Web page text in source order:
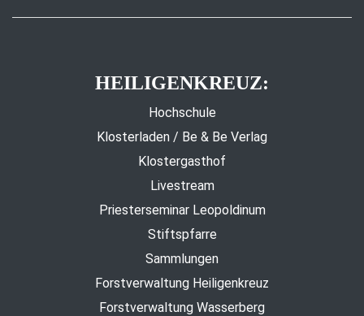
HEILIGENKREUZ:
Hochschule
Klosterladen / Be & Be Verlag
Klostergasthof
Livestream
Priesterseminar Leopoldinum
Stiftspfarre
Sammlungen
Forstverwaltung Heiligenkreuz
Forstverwaltung Wasserberg